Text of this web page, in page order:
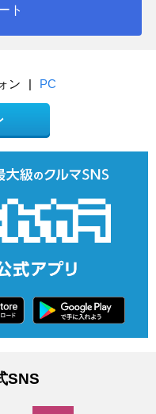
ト
ン | PC
SNS